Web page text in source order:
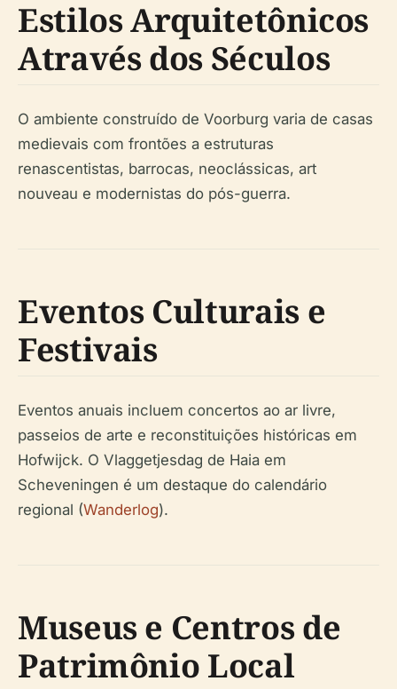
Estilos Arquitetônicos
Através dos Séculos
O ambiente construído de Voorburg varia de casas
medievais com frontões a estruturas
renascentistas, barrocas, neoclássicas, art
nouveau e modernistas do pós-guerra.
Eventos Culturais e
Festivais
Eventos anuais incluem concertos ao ar livre,
passeios de arte e reconstituições históricas em
Hofwijck. O Vlaggetjesdag de Haia em
Scheveningen é um destaque do calendário
regional (Wanderlog).
Museus e Centros de
Patrimônio Local